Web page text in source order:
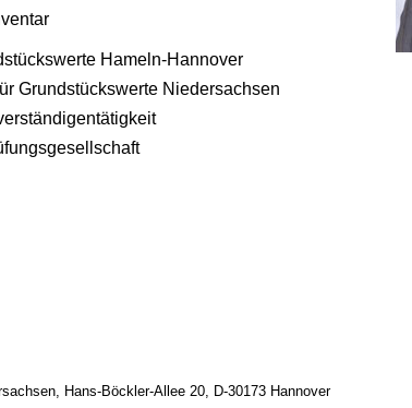
Hameln-Hannover
Grundstückswerte Niedersachsen
Hans-Böckler-Allee 20, D-30173 Hannover